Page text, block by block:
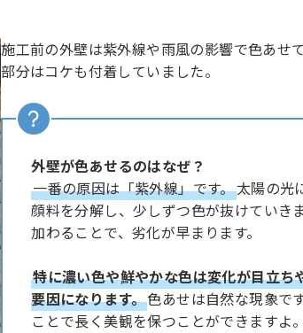
施工前の外壁は紫外線や雨風の影響で色あせ
部分はコケも付着していました。
外壁が色あせるのはなぜ？
一番の原因は「紫外線」です。太陽の光
顔料を分解し、少しずつ色が抜けていき
加わることで、劣化が早まります。
特に濃い色や鮮やかな色は変化が目立
要因になります。色あせは自然な現象で
ことで長く美観を保つことができますよ